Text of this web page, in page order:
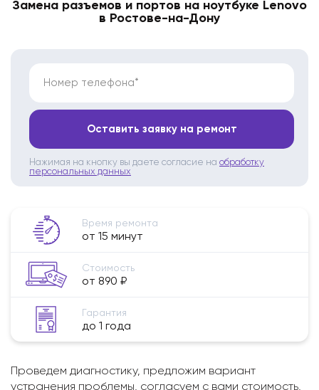
Замена разъемов и портов на ноутбуке Lenovo
в Ростове-на-Дону
Номер телефона*
Оставить заявку на ремонт
Нажимая на кнопку вы даете согласие на обработку
персональных данных
Время ремонта
от 15 минут
Стоимость
от 890 ₽
Гарантия
до 1 года
Проведем диагностику, предложим вариант
устранения проблемы, согласуем с вами стоимость,